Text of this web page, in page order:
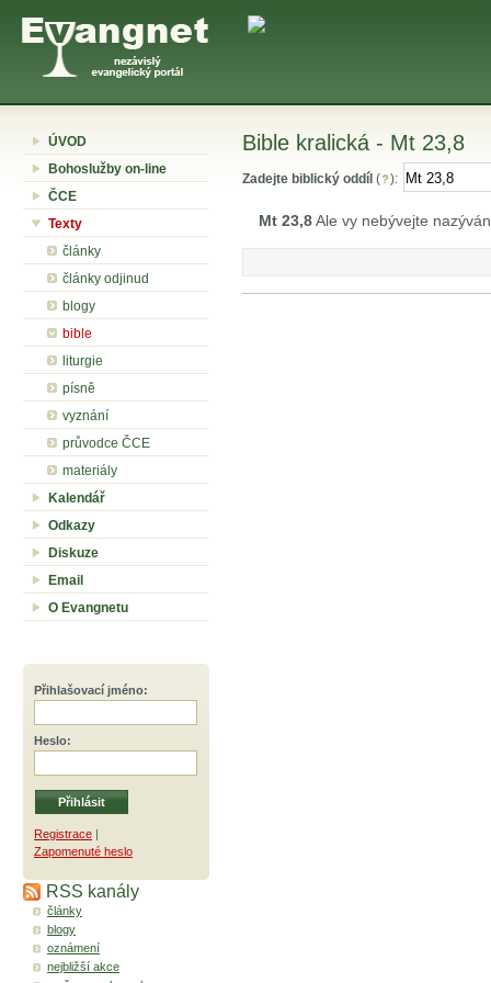
ÚVOD
Bohoslužby on-line
ČCE
Texty
články
články odjinud
blogy
bible
liturgie
písně
vyznání
průvodce ČCE
materiály
Kalendář
Odkazy
Diskuze
Email
O Evangnetu
Přihlašovací jméno:
Heslo:
Registrace |
Zapomenuté heslo
RSS kanály
články
blogy
oznámení
nejbližší akce
Bible kralická - Mt 23,8
Zadejte biblický oddíl ( ):
Mt 23,8 Ale vy nebývejte